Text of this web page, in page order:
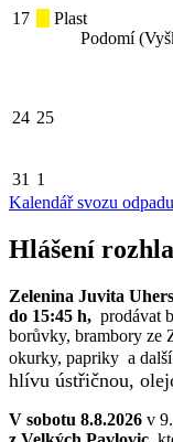
17
Plast
Podomí
24 25
31 1
Kalendář svozu odpadu
Hlášení
Zelenina Juvita
do 15:45 h, prodávat
borůvky, brambory ze
okurky, papriky a
hlívu ústřičnou,
V sobotu 8.8.2026 v